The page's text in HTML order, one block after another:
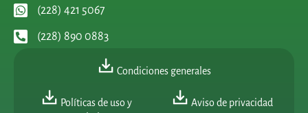
(228) 421 5067
(228) 890 0883
Condiciones generales
Políticas de uso y
Aviso de privacidad